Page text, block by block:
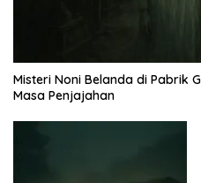
Misteri Noni Belanda di Pabrik
Masa Penjajahan